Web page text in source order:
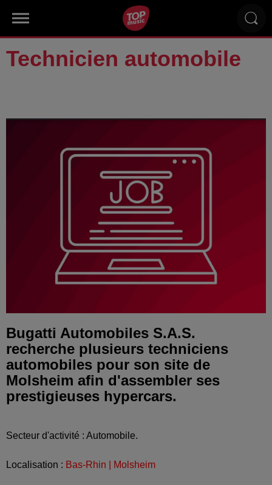
Technicien automobile
Bugatti Automobiles S.A.S.
recherche plusieurs techniciens
automobiles pour son site de
Molsheim afin d'assembler ses
prestigieuses hypercars.
Secteur d'activité : Automobile.
Localisation : Bas-Rhin | Molsheim